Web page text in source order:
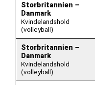
Storbritannien –
Danmark
Kvindelandshold
(volleyball)
Storbritannien –
Danmark
Kvindelandshold
(volleyball)